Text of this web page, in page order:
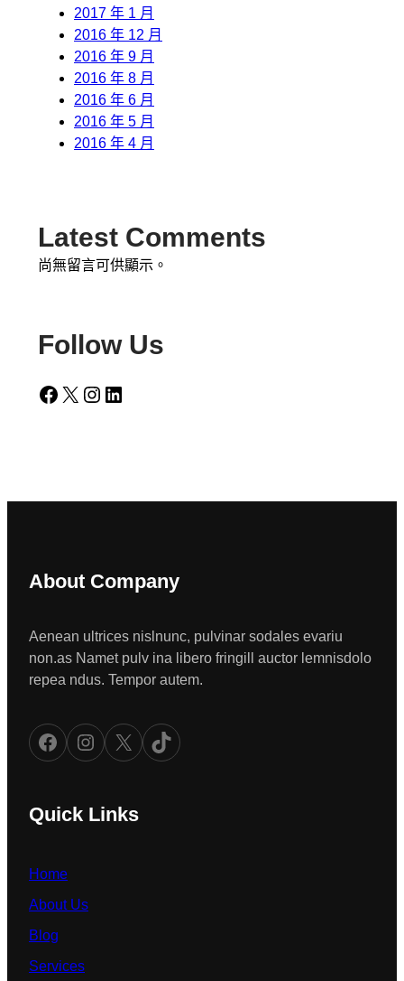
2017 年 1 月
2016 年 12 月
2016 年 9 月
2016 年 8 月
2016 年 6 月
2016 年 5 月
2016 年 4 月
Latest Comments
尚無留言可供顯示。
Follow Us
Facebook X Instagram LinkedIn
About Company
Aenean ultrices nislnunc, pulvinar sodales evariu
non.as Namet pulv ina libero fringill auctor lemnisdolo
repea ndus. Tempor autem.
Facebook Instagram X TikTok
Quick Links
Home
About Us
Blog
Services